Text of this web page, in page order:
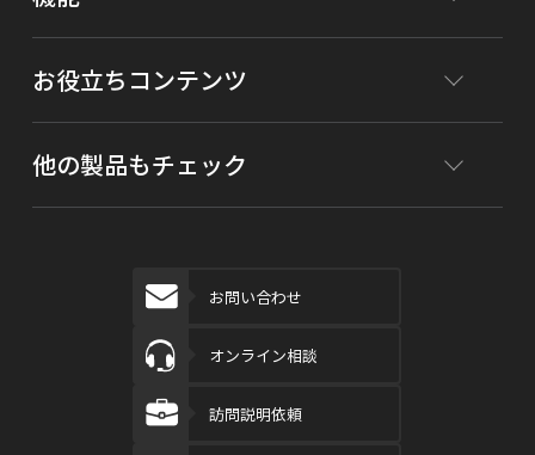
お役立ちコンテンツ
他の製品もチェック
お問い合わせ
オンライン相談
訪問説明依頼